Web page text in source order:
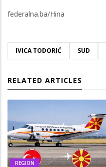
federalna.ba/Hina
IVICA TODORIĆ SUD
RELATED ARTICLES
REGION